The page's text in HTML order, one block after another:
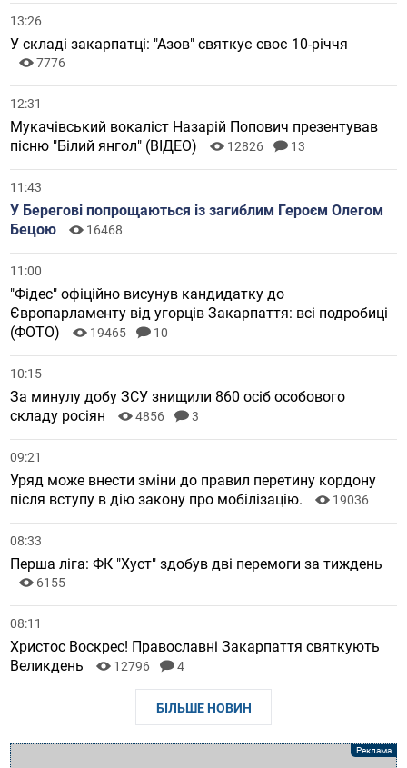
13:26
У складі закарпатці: "Азов" святкує своє 10-річчя
7776
12:31
Мукачівський вокаліст Назарій Попович презентував
пісню "Білий янгол" (ВІДЕО)
12826 13
11:43
У Берегові попрощаються із загиблим Героєм Олегом
Бецою
16468
11:00
"Фідес" офіційно висунув кандидатку до
Європарламенту від угорців Закарпаття: всі подробиці
(ФОТО)
19465 10
10:15
За минулу добу ЗСУ знищили 860 осіб особового
складу росіян
4856 3
09:21
Уряд може внести зміни до правил перетину кордону
після вступу в дію закону про мобілізацію.
19036
08:33
Перша ліга: ФК "Хуст" здобув дві перемоги за тиждень
6155
08:11
Христос Воскрес! Православні Закарпаття святкують
Великдень
12796 4
БІЛЬШЕ НОВИН